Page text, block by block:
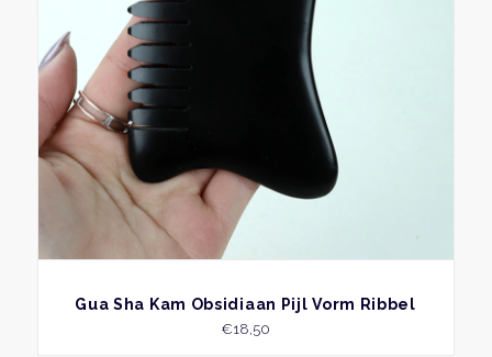
BEKIJK
Gua Sha Kam Obsidiaan Pijl Vorm Ribbel
€18,50